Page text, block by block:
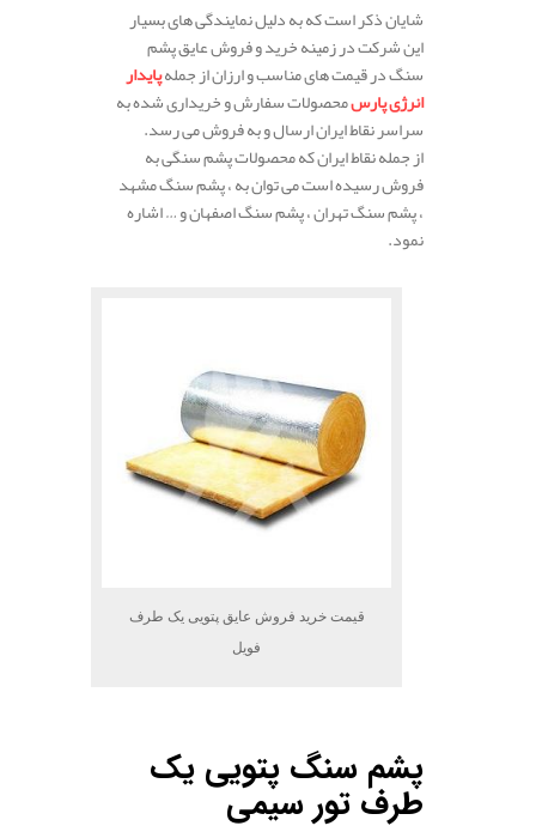
شایان ذکر است که به دلیل نمایندگی های بسیار
این شرکت در زمینه خرید و فروش عایق پشم
سنگ در قیمت های مناسب و ارزان از جملهپایدار
انرژی پارسمحصولات سفارش و خریداری شده به
سراسر نقاط ایران ارسال و به فروش می رسد.
از جمله نقاط ایران که محصولات پشم سنگی به
فروش رسیده است می توان به ، پشم سنگ مشهد
، پشم سنگ تهران ، پشم سنگ اصفهان و … اشاره
نمود.
قیمت خرید فروش عایق پتویی یک طرف
فویل
پشم سنگ پتویی یک
طرف تورسیمی